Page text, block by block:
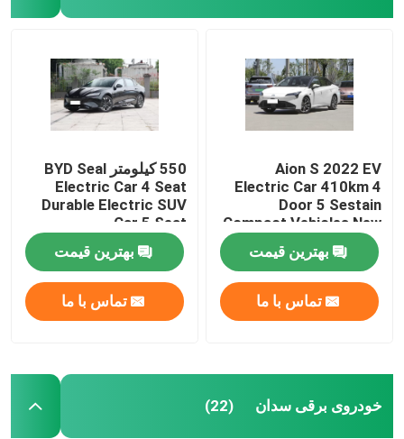
Aion S 2022 EV
Electric Car 410km 4
Door 5 Sestain
Compact Vehicles New
Energy
بهترین قیمت
تماس با ما
550 کیلومتر BYD Seal
Electric Car 4 Seat
Durable Electric SUV
Car 5 Seat
بهترین قیمت
تماس با ما
خودروی برقی سدان (22)